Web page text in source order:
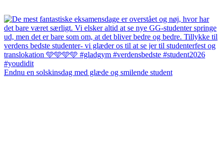
Endnu en solskinsdag med glæde og smilende student